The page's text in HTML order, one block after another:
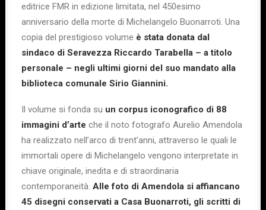
editrice FMR in edizione limitata, nel 450esimo
anniversario della morte di Michelangelo Buonarroti. Una
copia del prestigioso volume è stata donata dal
sindaco di Seravezza Riccardo Tarabella – a titolo
personale – negli ultimi giorni del suo mandato alla
biblioteca comunale Sirio Giannini.
Il volume si fonda su un corpus iconografico di 88
immagini d’arte che il noto fotografo Aurelio Amendola
ha realizzato nell’arco di trent’anni, attraverso le quali le
immortali opere di Michelangelo vengono interpretate in
chiave originale, inedita e di straordinaria
contemporaneità. Alle foto di Amendola si affiancano
45 disegni conservati a Casa Buonarroti, gli scritti di